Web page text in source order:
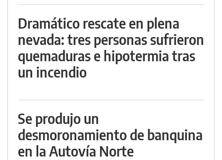
Dramático rescate en plena
nevada: tres personas sufrieron
quemaduras e hipotermia tras
un incendio
Se produjo un
desmoronamiento de banquina
en la Autovía Norte